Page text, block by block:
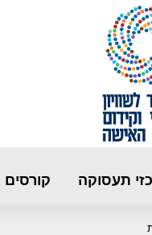
תעסוקה קורסים